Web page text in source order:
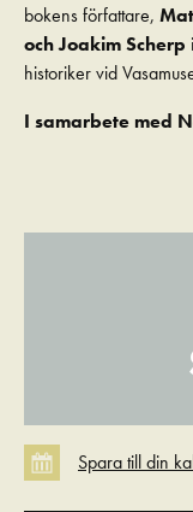
bokens författare,
och Joakim Scherp
historiker vid
I samarbete med